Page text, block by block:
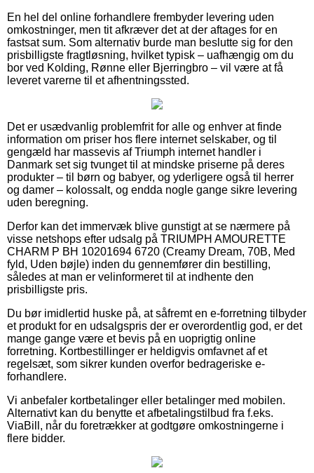
En hel del online forhandlere frembyder levering uden
omkostninger, men tit afkræver det at der aftages for en
fastsat sum. Som alternativ burde man beslutte sig for den
prisbilligste fragtløsning, hvilket typisk – uafhængig om du
bor ved Kolding, Rønne eller Bjerringbro – vil være at få
leveret varerne til et afhentningssted.
Det er usædvanlig problemfrit for alle og enhver at finde
information om priser hos flere internet selskaber, og til
gengæld har massevis af Triumph internet handler i
Danmark set sig tvunget til at mindske priserne på deres
produkter – til børn og babyer, og yderligere også til herrer
og damer – kolossalt, og endda nogle gange sikre levering
uden beregning.
Derfor kan det immervæk blive gunstigt at se nærmere på
visse netshops efter udsalg på TRIUMPH AMOURETTE
CHARM P BH 10201694 6720 (Creamy Dream, 70B, Med
fyld, Uden bøjle) inden du gennemfører din bestilling,
således at man er velinformeret til at indhente den
prisbilligste pris.
Du bør imidlertid huske på, at såfremt en e-forretning tilbyder
et produkt for en udsalgspris der er overordentlig god, er det
mange gange være et bevis på en uoprigtig online
forretning. Kortbestillinger er heldigvis omfavnet af et
regelsæt, som sikrer kunden overfor bedrageriske e-
forhandlere.
Vi anbefaler kortbetalinger eller betalinger med mobilen.
Alternativt kan du benytte et afbetalingstilbud fra f.eks.
ViaBill, når du foretrækker at godtgøre omkostningerne i
flere bidder.